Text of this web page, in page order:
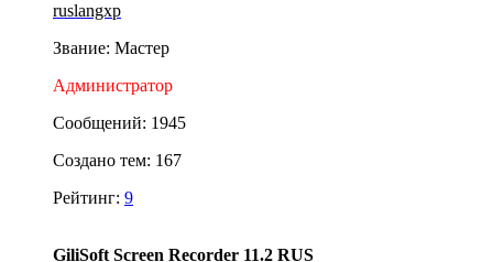
ruslangxp
Звание: Мастер
Администратор
Сообщений: 1945
Создано тем: 167
Рейтинг: 9
GiliSoft Screen Recorder 11.2 RUS